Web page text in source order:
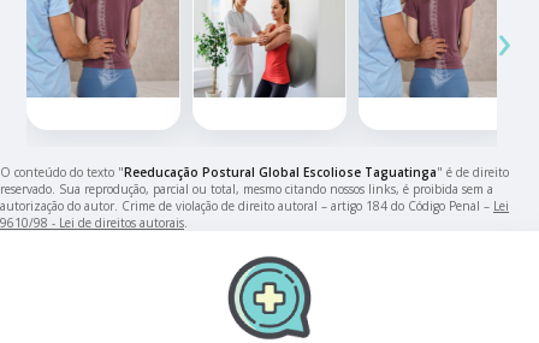
‹ ›
O conteúdo do texto "Reeducação Postural Global Escoliose Taguatinga" é de direito
reservado. Sua reprodução, parcial ou total, mesmo citando nossos links, é proibida sem a
autorização do autor. Crime de violação de direito autoral – artigo 184 do Código Penal – Lei
9610/98 - Lei de direitos autorais.